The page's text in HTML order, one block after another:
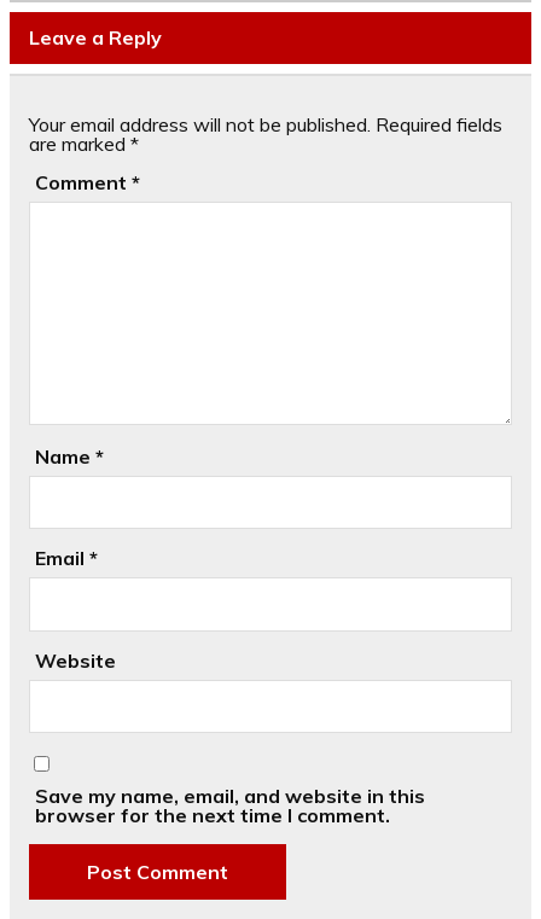
Leave a Reply
Your email address will not be published. Required fields
are marked *
Comment *
Name *
Email *
Website
Save my name, email, and website in this
browser for the next time I comment.